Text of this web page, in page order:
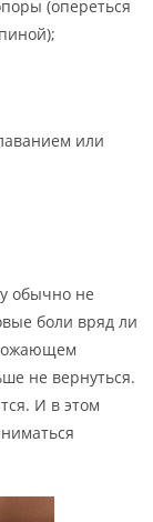
(опереться
или
обычно не
боли вряд ли
не вернуться.
И в этом